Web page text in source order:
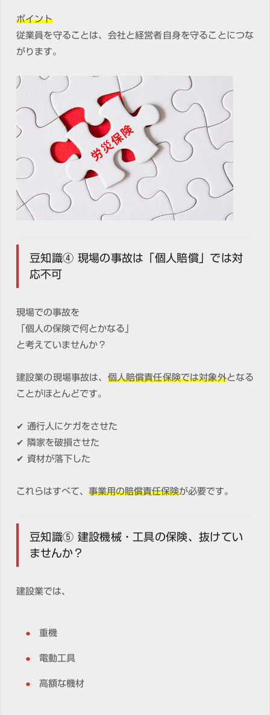
ポイント
従業員を守ることは、会社と経営者自身を守ることにつな
がります。
豆知識④ 現場の事故は「個人賠償」では対
応不可
現場での事故を
「個人の保険で何とかなる」
と考えていませんか？
建設業の現場事故は、 個人賠償責任保険では対象外となる
ことがほとんどです。
✔ 通行人にケガをさせた
✔ 隣家を破損させた
✔ 資材が落下した
これらはすべて、 事業用の賠償責任保険が必要です。
豆知識⑤ 建設機械・工具の保険、抜けてい
ませんか？
建設業では、
重機
電動工具
高額な機材